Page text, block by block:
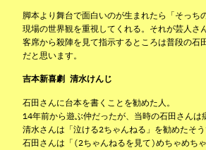
脚本より舞台で面白いのが生まれたら「そっち
現場の世界観を重視してくれる。それが芸人さ
客席から殺陣を見て指示するところは普段の石
だと思います。
吉本新喜劇 清水けんじ
石田さんに台本を書くことを勧めた人。
14年前から遊ぶ仲だったが、当時の石田さんは
清水さんは「泣ける2ちゃんねる」を勧めたそう
石田さんは「(2ちゃんねるを見て)めちゃめち